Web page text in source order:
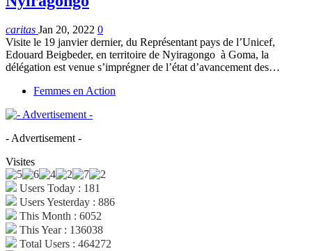
caritas Jan 20, 2022 0
Visite le 19 janvier dernier, du Représentant pays de l’Unicef,
Edouard Beigbeder, en territoire de Nyiragongo à Goma, la
délégation est venue s’imprégner de l’état d’avancement des…
Femmes en Action
- Advertisement -
Visites
Users Today : 181
Users Yesterday : 886
This Month : 6052
This Year : 136038
Total Users : 464272